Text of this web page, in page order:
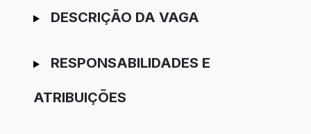
Ir para candidatura
DESCRIÇÃO DA VAGA
RESPONSABILIDADES E
ATRIBUIÇÕES